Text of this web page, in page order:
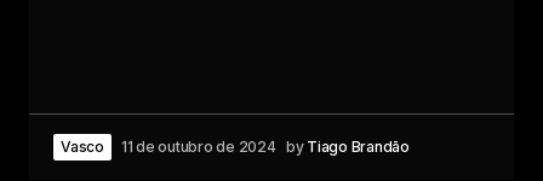
Vasco 11 de outubro de 2024 by Tiago Brandão